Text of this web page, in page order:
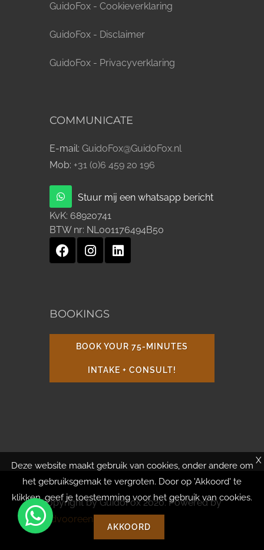
GuidoFox - Cookieverklaring
GuidoFox - Disclaimer
GuidoFox - Privacyverklaring
COMMUNICATE
E-mail: GuidoFox@GuidoFox.nl
Mob: +31 (0)6 459 20 196
Stuur mij een whatsapp bericht
KvK: 68920741
BTW nr: NL001176494B50
BOOKINGS
BOOK YOUR 75-MINUTES
INTAKE + CONSULT!
Copyright by GuidoFox 2020. Powered by
Tijdvooreensite
Deze website maakt gebruik van cookies, onder andere om
het gebruiksgemak te vergroten. Door op 'Akkoord' te
klikken, geef je toestemming voor het gebruik van cookies.
AKKOORD
X